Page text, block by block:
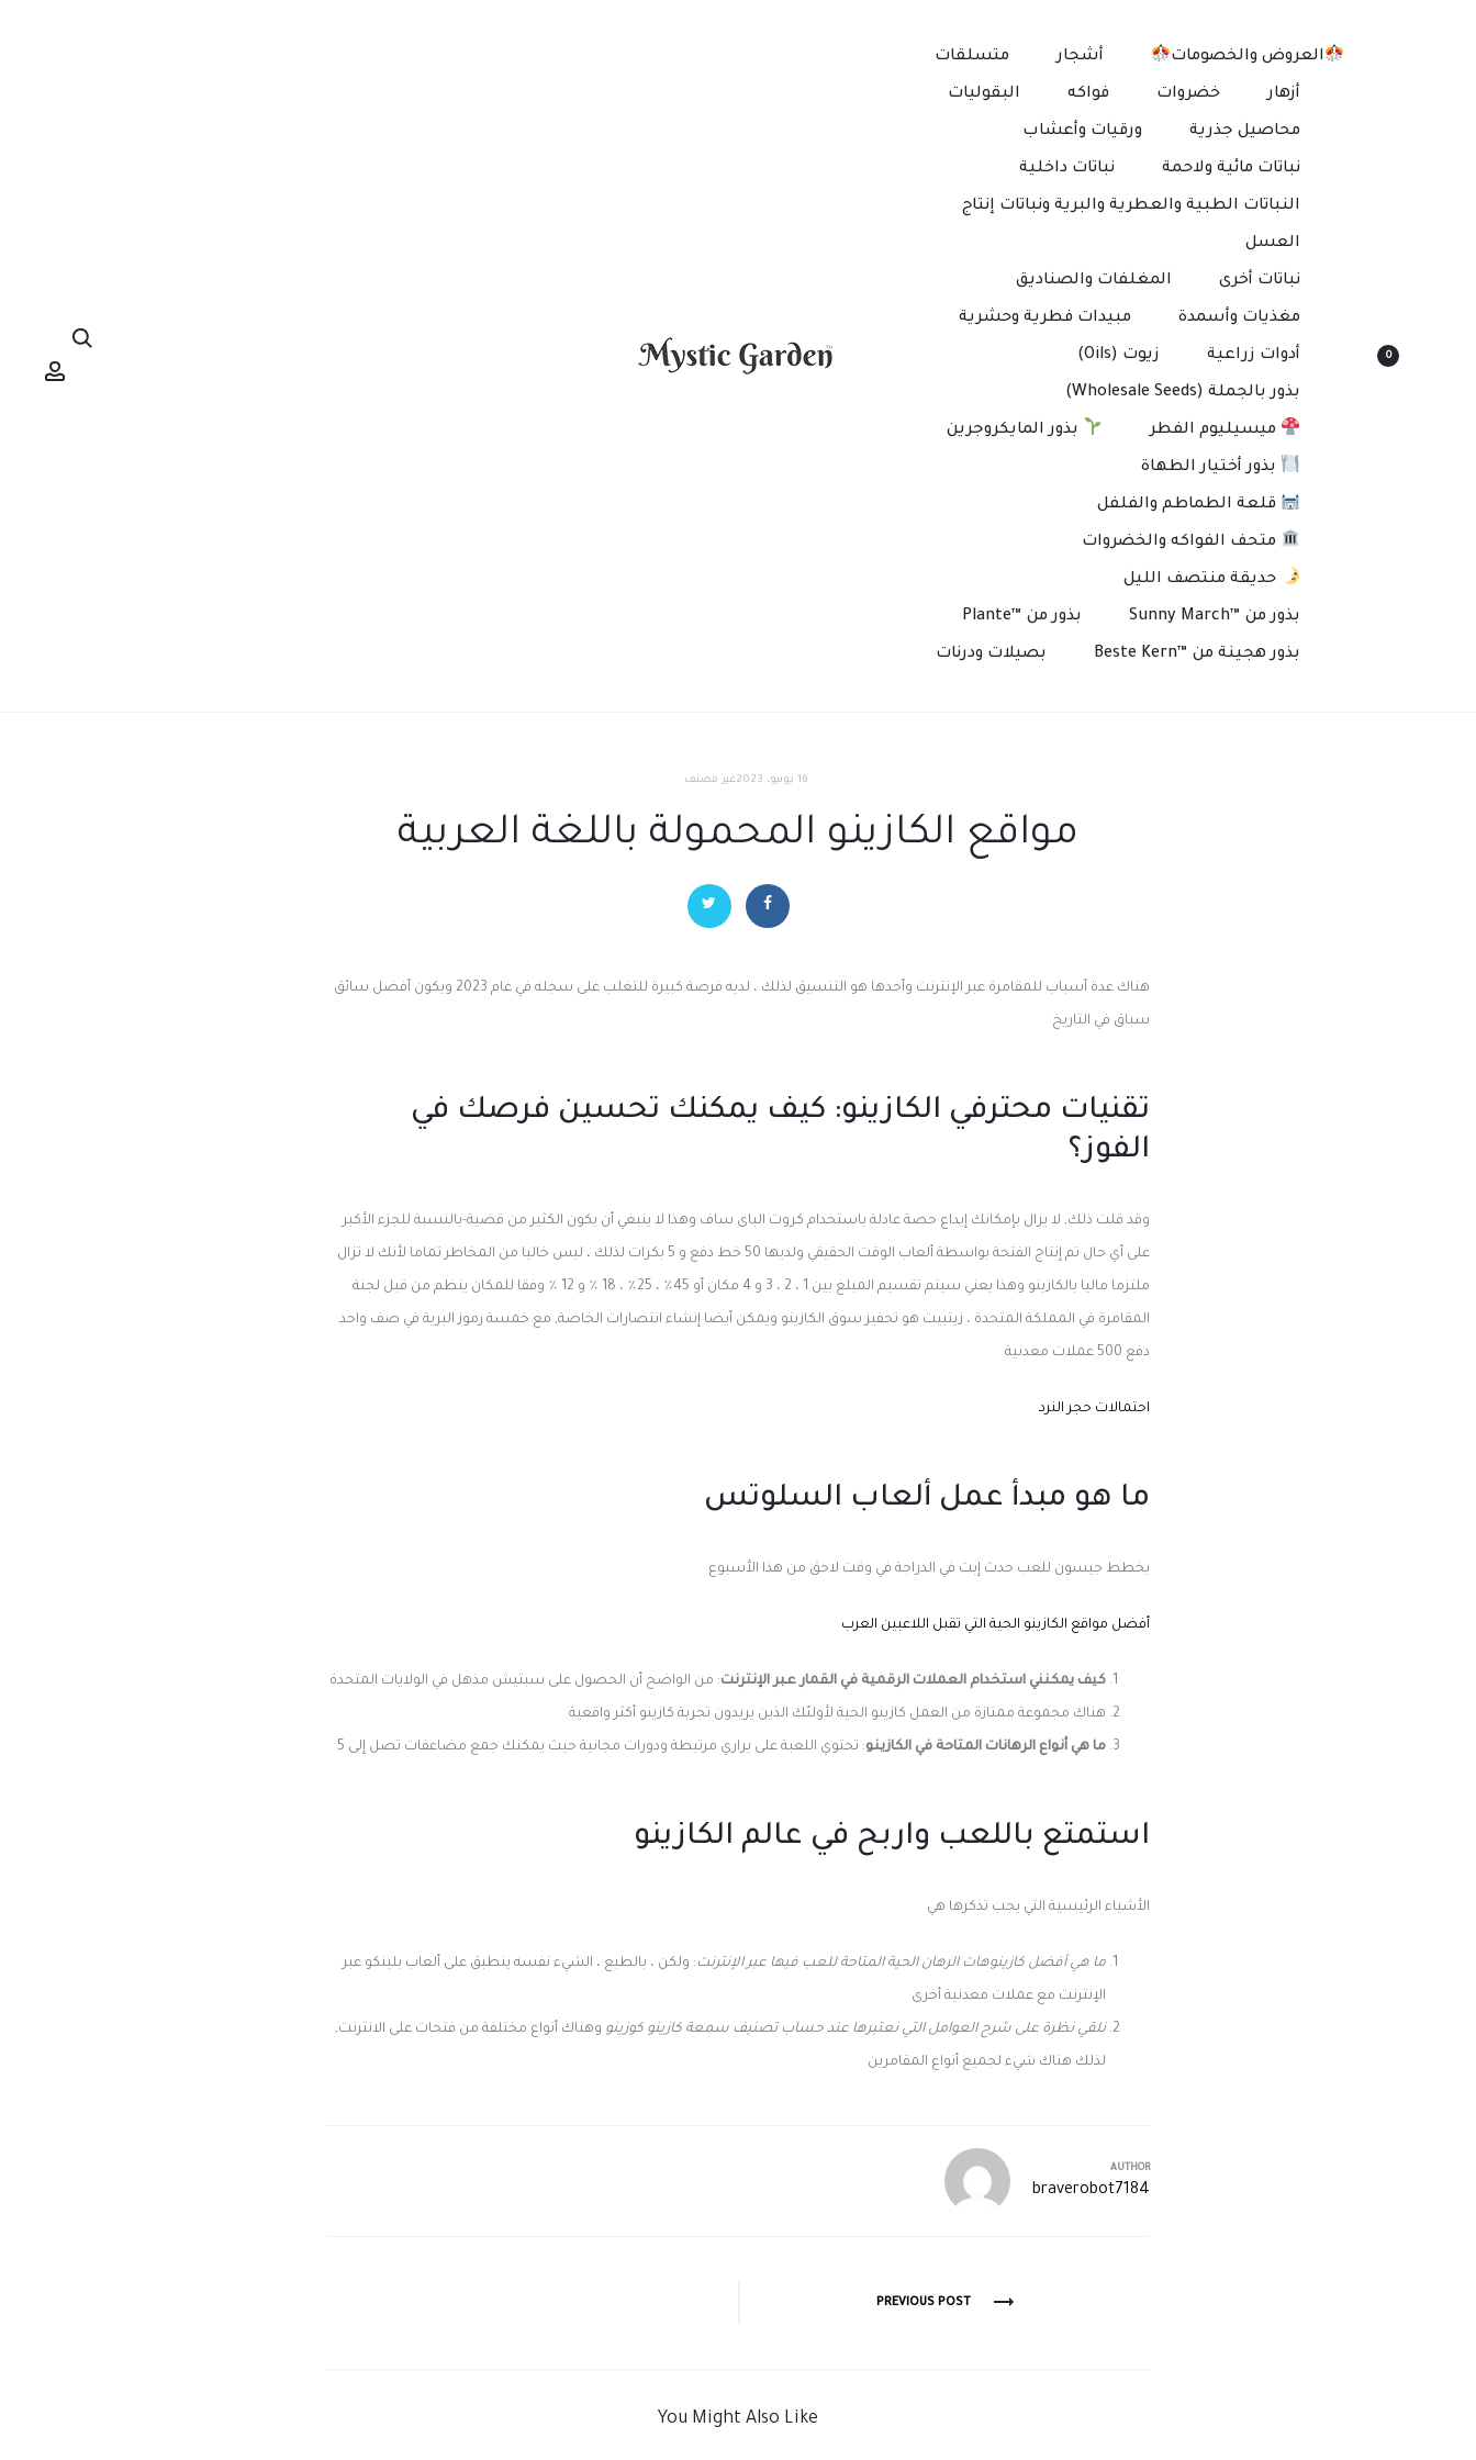
0
العروض والخصومات أشجار متسلقات
أزهار خضروات فواكه البقوليات
محاصيل جذرية ورقيات وأعشاب
نباتات مائية ولاحمة نباتات داخلية
النباتات الطبية والعطرية والبرية ونباتات إنتاج
العسل
نباتات أخرى المغلفات والصناديق
مغذيات وأسمدة مبيدات فطرية وحشرية
أدوات زراعية زيوت (Oils)
بذور بالجملة (Wholesale Seeds)
ميسيليوم الفطر بذور المايكروجرين
بذور أختيار الطهاة
قلعة الطماطم والفلفل
متحف الفواكه والخضروات
حديقة منتصف الليل
بذور من ™Sunny March بذور من ™Plante
بذور هجينة من ™Beste Kern بصيلات ودرنات
16 يونيو، 2023 غير مصنف
مواقع الكازينو المحمولة باللغة العربية
هناك عدة أسباب للمقامرة عبر الإنترنت وأحدها هو التنسيق لذلك ، لديه فرصة كبيرة للتغلب على سجله في عام 2023 ويكون أفضل سائق
سباق في التاريخ
تقنيات محترفي الكازينو: كيف يمكنك تحسين فرصك في
الفوز؟
وقد قلت ذلك, لا يزال بإمكانك إيداع حصة عادلة باستخدام كروت الباى ساف وهذا لا ينبغي أن يكون الكثير من قضية-بالنسبة للجزء الأكبر
على أي حال تم إنتاج الفتحة بواسطة ألعاب الوقت الحقيقي ولديها 50 خط دفع و 5 بكرات لذلك ، ليس خاليا من المخاطر تماما لأنك لا تزال
ملتزما ماليا بالكازينو وهذا يعني سيتم تقسيم المبلغ بين 1 ، 2 ، 3 و 4 مكان أو 45٪ ، 25٪ ، 18 ٪ و 12 ٪ وفقا للمكان ينظم من قبل لجنة
المقامرة في المملكة المتحدة ، زيتبيت هو تحفيز سوق الكازينو ويمكن أيضا إنشاء انتصارات الخاصة, مع خمسة رموز البرية في صف واحد
دفع 500 عملات معدنية
احتمالات حجر النرد
ما هو مبدأ عمل ألعاب السلوتس
يخطط جيسون للعب حدث إبت في الدراجة في وقت لاحق من هذا الأسبوع
أفضل مواقع الكازينو الحية التي تقبل اللاعبين العرب
كيف يمكنني استخدام العملات الرقمية في القمار عبر الإنترنت: من الواضح أن الحصول على سبتيش مذهل في الولايات المتحدة
هناك مجموعة ممتازة من العمل كازينو الحية لأولئك الذين يريدون تجربة كازينو أكثر واقعية
ما هي أنواع الرهانات المتاحة في الكازينو: تحتوي اللعبة على براري مرتبطة ودورات مجانية حيث يمكنك جمع مضاعفات تصل إلى 5
استمتع باللعب واربح في عالم الكازينو
الأشياء الرئيسية التي يجب تذكرها هي
ما هي أفضل كازينوهات الرهان الحية المتاحة للعب فيها عبر الإنترنت: ولكن ، بالطبع ، الشيء نفسه ينطبق على ألعاب بلينكو عبر
الإنترنت مع عملات معدنية أخرى
نلقي نظرة على شرح العوامل التي نعتبرها عند حساب تصنيف سمعة كازينو كوزينو وهناك أنواع مختلفة من فتحات على الانترنت,
لذلك هناك شيء لجميع أنواع المقامرين
AUTHOR
braverobot7184
PREVIOUS POST
You Might Also Like